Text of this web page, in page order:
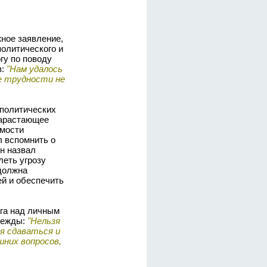
заявление,
и
по поводу
"Нам удалось
трудности не
вспомнить о
назвал
угрозу
и обеспечить
над личным
"Нельзя
сдаваться и
вопросов,